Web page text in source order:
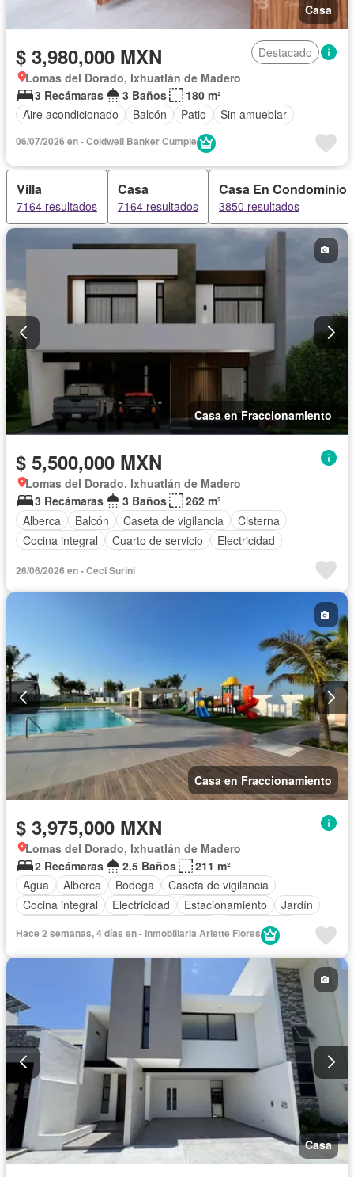
Casa
$ 3,980,000 MXN
Destacado
Lomas del Dorado, Ixhuatlán de Madero
3 Recámaras
3 Baños
180 m²
Aire acondicionado
Balcón Patio Sin amueblar
06/07/2026 en - Coldwell Banker Cumple
Villa
7164 resultados
Casa
7164 resultados
Casa En Condominio
3850 resultados
Casa en Fraccionamiento
$ 5,500,000 MXN
Lomas del Dorado, Ixhuatlán de Madero
3 Recámaras
3 Baños
262 m²
Alberca
Balcón Caseta de vigilancia
Cisterna
Cocina integral
Cuarto de servicio
Electricidad
Recámara con closet
26/06/2026 en - Ceci Surini
Casa en Fraccionamiento
$ 3,975,000 MXN
Lomas del Dorado, Ixhuatlán de Madero
2 Recámaras
2.5 Baños
211 m²
Agua
Alberca Bodega
Caseta de vigilancia
Cocina integral
Electricidad Estacionamiento
Jardín
Sin amueblar
Hace 2 semanas, 4 días en - Inmobiliaria Arlette Flores
Casa